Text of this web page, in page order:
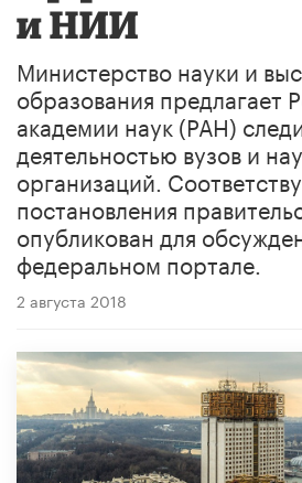
и НИИ
Министерство науки и
образования предлагает
академии наук (РАН)
деятельностью вузов и
организаций.
постановления
опубликован для
федеральном портале.
2 августа 2018